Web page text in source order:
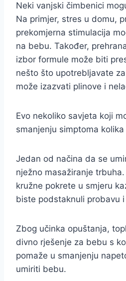
Neki vanjski čimbenici
Na primjer, stres u domu,
prekomjerna stimulacija
na bebu. Također,
izbor formule može biti
nešto što upotrebljavate
može izazvati plinove i
Evo nekoliko savjeta koji
smanjenju simptoma
Jedan od načina da se
nježno masažiranje
kružne pokrete u smjeru
biste podstaknuli probavu
Zbog učinka opuštanja,
divno rješenje za bebu s
pomaže u smanjenju
umiriti bebu.